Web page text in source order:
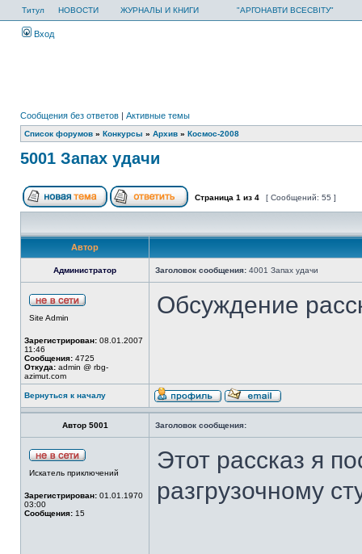
Титул НОВОСТИ ЖУРНАЛЫ И КНИГИ "АРГОНАВТИ ВСЕСВІТУ"
Вход
Сообщения без ответов | Активные темы
Список форумов » Конкурсы » Архив » Космос-2008
5001 Запах удачи
Страница 1 из 4 [ Сообщений: 55 ]
Автор
Администратор Заголовок сообщения: 4001 Запах удачи
Site Admin
Зарегистрирован: 08.01.2007
11:46
Сообщения: 4725
Откуда: admin @ rbg-
azimut.com
Обсуждение
Вернуться к началу
Автор 5001 Заголовок сообщения:
Искатель приключений
Зарегистрирован: 01.01.1970
03:00
Сообщения: 15
Этот рассказ я
разгрузочному